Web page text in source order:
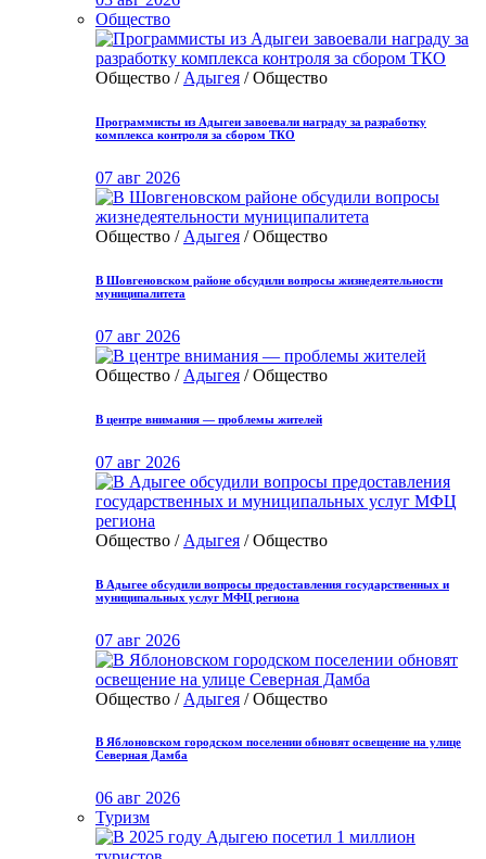
Общество
Общество / Адыгея / Общество
Программисты из Адыгеи завоевали награду за разработку
комплекса контроля за сбором ТКО
07 авг 2026
Общество / Адыгея / Общество
В Шовгеновском районе обсудили вопросы жизнедеятельности
муниципалитета
07 авг 2026
Общество / Адыгея / Общество
В центре внимания — проблемы жителей
07 авг 2026
Общество / Адыгея / Общество
В Адыгее обсудили вопросы предоставления государственных и
муниципальных услуг МФЦ региона
07 авг 2026
Общество / Адыгея / Общество
В Яблоновском городском поселении обновят освещение на улице
Северная Дамба
06 авг 2026
Туризм